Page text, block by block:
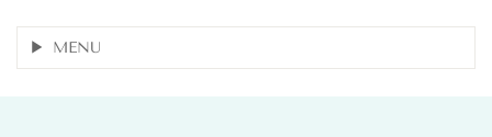
MENU